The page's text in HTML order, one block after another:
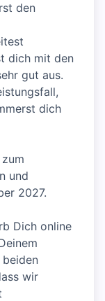
den
dich mit den
gut aus.
dich
und
2027.
Dich online
wir